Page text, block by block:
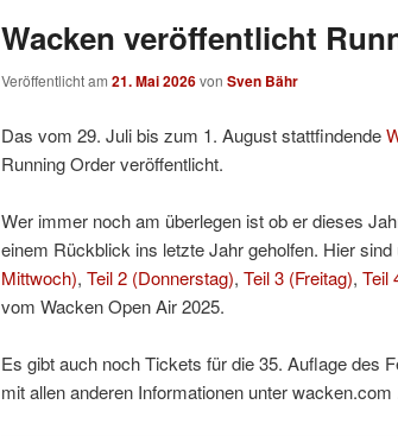
Wacken veröffentlicht
Veröffentlicht am 21. Mai 2026von Sven Bähr
Das vom 29. Juli bis zum 1. August stattfindende
Running Order veröffentlicht.
Wer immer noch am überlegen ist ob er dieses
einem Rückblick ins letzte Jahr geholfen. Hier
Mittwoch), Teil 2 (Donnerstag), Teil 3 (Freitag), Teil
vom Wacken Open Air 2025.
Es gibt auch noch Tickets für die 35. Auflage des
mit allen anderen Informationen unter wacken.com